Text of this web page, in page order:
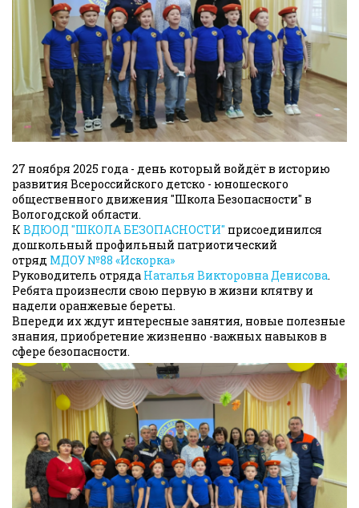
27 ноября 2025 года - день который войдёт в историю
развития Всероссийского детско - юношеского
общественного движения "Школа Безопасности" в
Вологодской области.
К ВДЮОД "ШКОЛА БЕЗОПАСНОСТИ" присоединился
дошкольный профильный патриотический
отряд МДОУ №88 «Искорка»
Руководитель отряда Наталья Викторовна Денисова.
Ребята произнесли свою первую в жизни клятву и
надели оранжевые береты.
Впереди их ждут интересные занятия, новые полезные
знания, приобретение жизненно -важных навыков в
сфере безопасности.